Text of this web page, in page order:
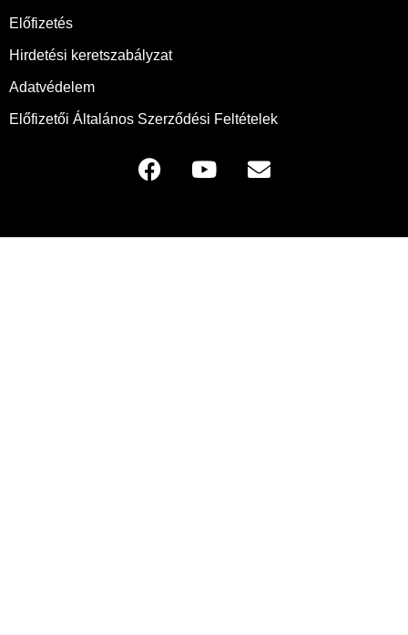
Előfizetés
Hirdetési keretszabályzat
Adatvédelem
Előfizetői Általános Szerződési Feltételek